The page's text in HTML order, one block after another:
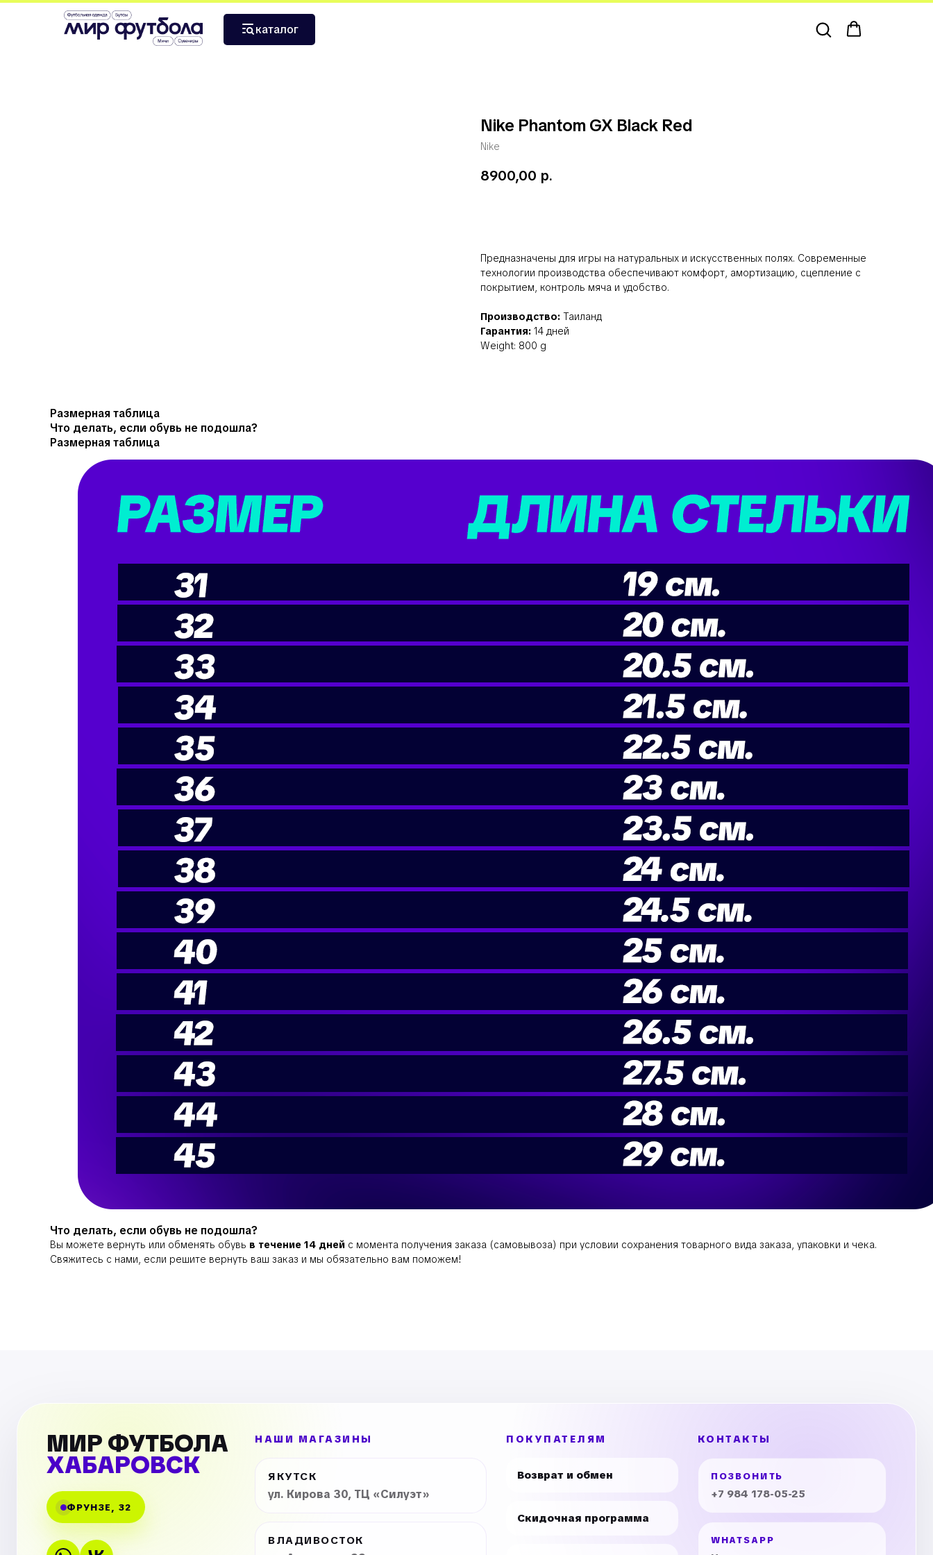
каталог
Главная›Футбольная обувь Nike Phantom GX Black Red
Nike Phantom GX Black Red
Nike
8900,00 р.
Предназначены для игры на натуральных и искусственных полях. Современные
технологии производства обеспечивают комфорт, амортизацию, сцепление с
покрытием, контроль мяча и удобство.
Производство: Таиланд
Гарантия: 14 дней
Weight: 800 g
Размерная таблица
Что делать, если обувь не подошла?
Размерная таблица
Что делать, если обувь не подошла?
Вы можете вернуть или обменять обувь в течение 14 дней с момента получения заказа (самовывоза) при условии сохранения товарного вида заказа, упаковки и чека.
Свяжитесь с нами, если решите вернуть ваш заказ и мы обязательно вам поможем!
МИР ФУТБОЛА
ХАБАРОВСК
ФРУНЗЕ, 32
НАШИ МАГАЗИНЫ
ЯКУТСК
ул. Кирова 30, ТЦ «Силуэт»
ВЛАДИВОСТОК
ПОКУПАТЕЛЯМ
Возврат и обмен
Скидочная программа
КОНТАКТЫ
ПОЗВОНИТЬ
+7 984 178-05-25
WHATSAPP